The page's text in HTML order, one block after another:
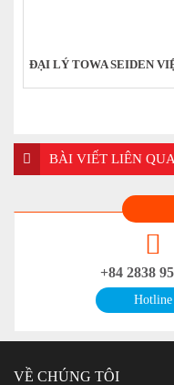
ĐẠI LÝ TOWA SEIDEN
BÀI VIẾT LIÊN
+84 2838
Hotline
VỀ CHÚNG TÔI